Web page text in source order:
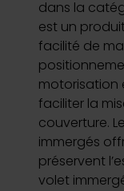
dans la
est un
facilité de
motorisation
faciliter la
couverture.
immergés
préservent
volet